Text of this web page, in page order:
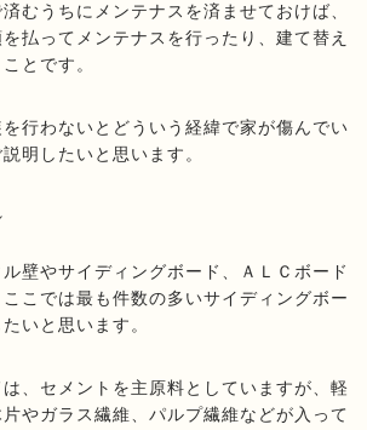
むうちにメンテナスを済ませておけば、
払ってメンテナスを行ったり、建て替え
とです。
行わないとどういう経緯で家が傷んでい
明したいと思います。
壁やサイディングボード、ＡＬＣボード
こでは最も件数の多いサイディングボー
いと思います。
、セメントを主原料としていますが、軽
やガラス繊維、パルプ繊維などが入って